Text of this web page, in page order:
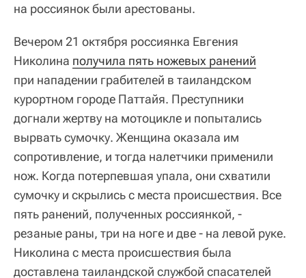
на россиянок были арестованы.
Вечером 21 октября россиянка Евгения
Николина получила пять ножевых ранений
при нападении грабителей в таиландском
курортном городе Паттайя. Преступники
догнали жертву на мотоцикле и попытались
вырвать сумочку. Женщина оказала им
сопротивление, и тогда налетчики применили
нож. Когда потерпевшая упала, они схватили
сумочку и скрылись с места происшествия. Все
пять ранений, полученных россиянкой, ‑
резаные раны, три на ноге и две ‑ на левой руке.
Николина с места происшествия была
доставлена таиландской службой спасателей